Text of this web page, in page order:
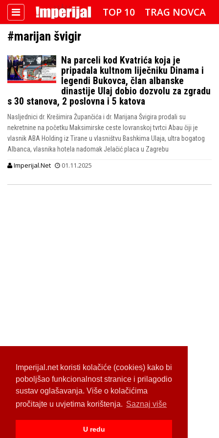
Imperijal.net koristi kolačiće (cookies) kako bi
poboljšao funkcionalnost stranice i prilagodio
sustav oglašavanja. Više o kolačićima
pročitajte u uvjetima korištenja. Saznaj više
U redu
TOP 10
TRAG NOVCA
DETEKTOR
FOTO SPECIJAL
IMPERIJAL VIDEO
RADAR
IMPERIJAL & FREETIME
IMPERIJALOVE POZNATE FACE
#marijan švigir
Na parceli kod Kvatrića koja je
pripadala kultnom liječniku Dinama i
legendi Bukovca, član albanske
dinastije Ulaj dobio dozvolu za zgradu
s 30 stanova, 2 poslovna i 5 katova
Nasljednici dr. Krešimira Župančića i dr. Marijana Švigira prodali su
nekretnine na početku Maksimirske ceste lovranskoj tvrtci Abau čiji je
vlasnik ABA Holding iz Tirane u vlasništvu Bashkima Ulaja, ultra bogatog
Albanca, vlasnika hotela nadomak Jelačić placa u Zagrebu
Imperijal.Net 01.11.2025